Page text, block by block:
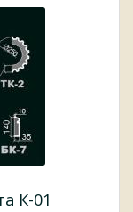
К-01